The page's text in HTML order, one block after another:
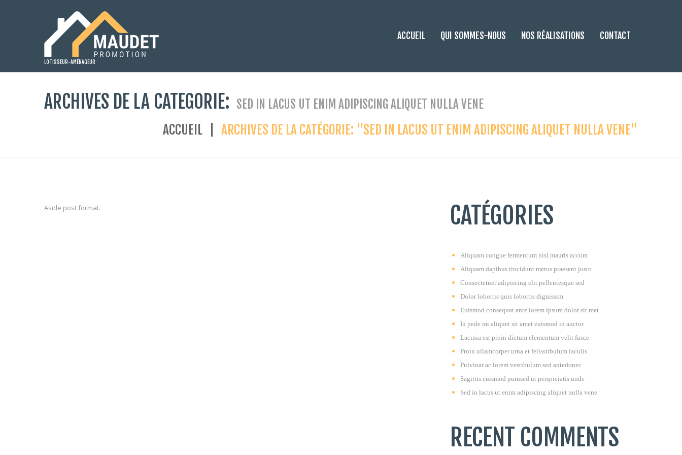
LOTISSEUR-AMÉNAGEUR
ACCUEIL QUI SOMMES-NOUS NOS RÉALISATIONS CONTACT
ARCHIVES DE LA CATÉGORIE: SED IN LACUS UT ENIM ADIPISCING ALIQUET NULLA VENE
ACCUEIL ARCHIVES DE LA CATÉGORIE: "SED IN LACUS UT ENIM ADIPISCING ALIQUET NULLA VENE"
Aside post format. CATÉGORIES
Aliquam congue fermentum nisl mauris accum
Aliquam dapibus tincidunt metus praesent justo
Consectetuer adipiscing elit pellentesque sed
Dolor lobortis quis lobortis dignissim
Euismod consequat ante lorem ipsum dolor sit met
In pede mi aliquet sit amet euismod in auctor
Lacinia est proin dictum elementum velit fusce
Proin ullamcorper urna et felisstibulum iaculis
Pulvinar ac lorem vestibulum sed antedonec
Sagittis euismod purused ut perspiciatis unde
Sed in lacus ut enim adipiscing aliquet nulla vene
RECENT COMMENTS